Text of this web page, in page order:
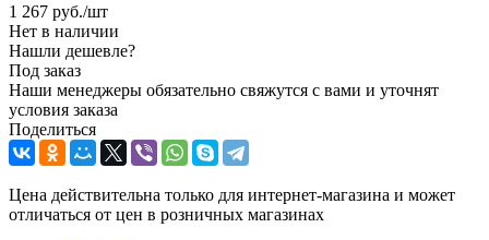
1 267 руб./шт
Нет в наличии
Нашли дешевле?
Под заказ
Наши менеджеры обязательно свяжутся с вами и уточнят
условия заказа
Поделиться
Цена действительна только для интернет-магазина и может
отличаться от цен в розничных магазинах